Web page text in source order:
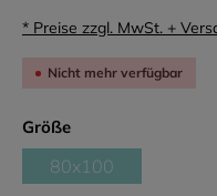
* Preise zzgl. MwSt. +
Nicht mehr verfügbar
Größeauswählen
80x100
(Diese Option ist